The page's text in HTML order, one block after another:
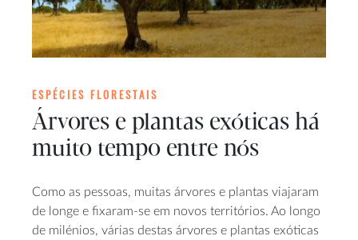
ESPÉCIES FLORESTAIS
Árvores e plantas exóticas há
muito tempo entre nós
Como as pessoas, muitas árvores e plantas viajaram
de longe e fixaram-se em novos territórios. Ao longo
de milénios, várias destas árvores e plantas exóticas